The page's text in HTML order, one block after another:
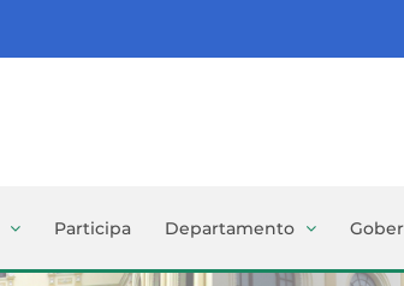
Participa Departamento